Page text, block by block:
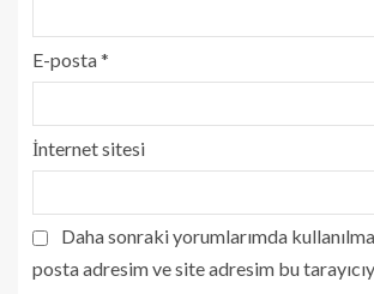
E-posta*
İnternet sitesi
Daha sonraki yorumlarımda
posta adresim ve site adresim bu